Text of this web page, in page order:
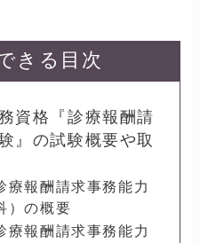
きる目次
資格『診療報酬請
』の試験概要や取
療報酬請求事務能力
）の概要
療報酬請求事務能力